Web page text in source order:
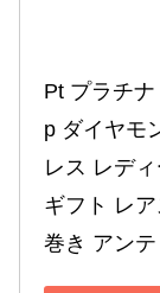
Pt プラチ
p ダイヤモ
レス レデ
ギフト レ
巻き アンテ